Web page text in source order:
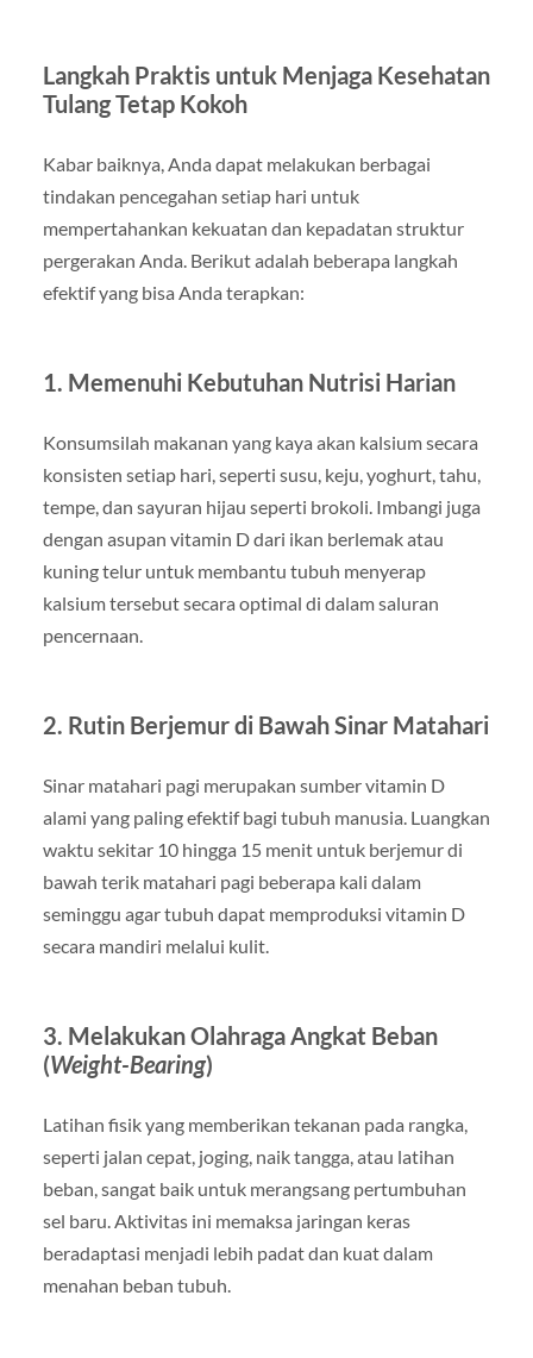
Langkah Praktis untuk Menjaga Kesehatan
Tulang Tetap Kokoh
Kabar baiknya, Anda dapat melakukan berbagai
tindakan pencegahan setiap hari untuk
mempertahankan kekuatan dan kepadatan struktur
pergerakan Anda. Berikut adalah beberapa langkah
efektif yang bisa Anda terapkan:
1. Memenuhi Kebutuhan Nutrisi Harian
Konsumsilah makanan yang kaya akan kalsium secara
konsisten setiap hari, seperti susu, keju, yoghurt, tahu,
tempe, dan sayuran hijau seperti brokoli. Imbangi juga
dengan asupan vitamin D dari ikan berlemak atau
kuning telur untuk membantu tubuh menyerap
kalsium tersebut secara optimal di dalam saluran
pencernaan.
2. Rutin Berjemur di Bawah Sinar Matahari
Sinar matahari pagi merupakan sumber vitamin D
alami yang paling efektif bagi tubuh manusia. Luangkan
waktu sekitar 10 hingga 15 menit untuk berjemur di
bawah terik matahari pagi beberapa kali dalam
seminggu agar tubuh dapat memproduksi vitamin D
secara mandiri melalui kulit.
3. Melakukan Olahraga Angkat Beban
(Weight-Bearing)
Latihan fisik yang memberikan tekanan pada rangka,
seperti jalan cepat, joging, naik tangga, atau latihan
beban, sangat baik untuk merangsang pertumbuhan
sel baru. Aktivitas ini memaksa jaringan keras
beradaptasi menjadi lebih padat dan kuat dalam
menahan beban tubuh.